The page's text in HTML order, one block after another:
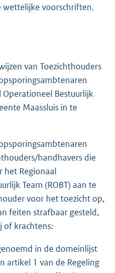
wettelijke voorschriften.
van Toezichthouders
Bestuurlijk
Maassluis in te
handhavers die
het Regionaal
Team (ROBT) aan te
voor het toezicht op,
feiten strafbaar gesteld,
of krachtens:
in de domeinlijst
artikel 1 van de Regeling